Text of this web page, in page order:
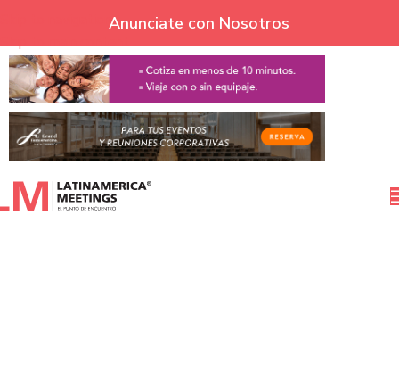
Skip to navigation
Skip to main content
Anunciate con Nosotros